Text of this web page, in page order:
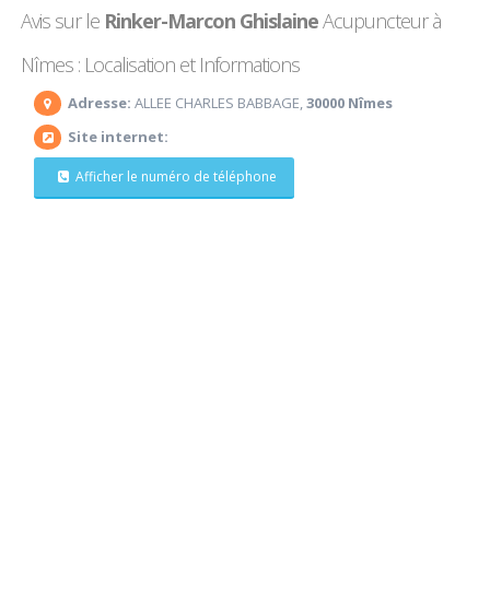
Avis sur le Rinker-Marcon GhislaineAcupuncteur à
Nîmes : Localisation et Informations
Adresse: ALLEE CHARLES BABBAGE,30000 Nîmes
Site internet:
Afficher le numéro de téléphone